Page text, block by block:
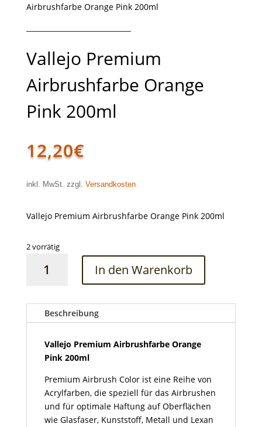
Airbrushfarbe Orange Pink 200ml
Vallejo Premium
Airbrushfarbe Orange
Pink 200ml
12,20€
inkl. MwSt. zzgl. Versandkosten
Vallejo Premium Airbrushfarbe Orange Pink 200ml
2 vorrätig
Premium
Menge
In den Warenkorb
Beschreibung
Vallejo Premium Airbrushfarbe Orange
Pink 200ml
Premium Airbrush Color ist eine Reihe von
Acrylfarben, die speziell für das Airbrushen
und für optimale Haftung auf Oberflächen
wie Glasfaser, Kunststoff, Metall und Lexan